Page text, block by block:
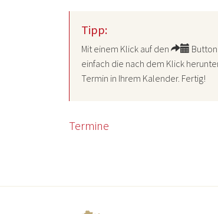
Tipp:
Mit einem Klick auf den
einfach die nach dem Klick
Termin in Ihrem Kalender. Fertig!
Termine